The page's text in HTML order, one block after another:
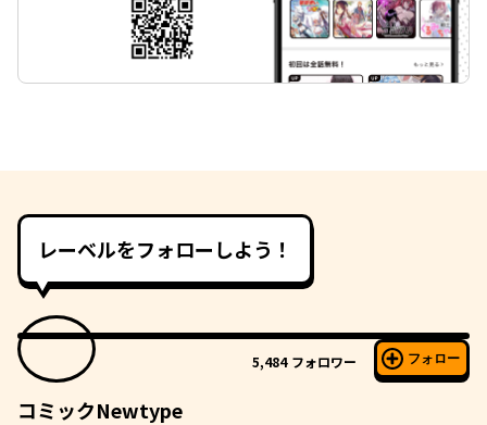
レーベルをフォローしよう！
5,484 フォロワー フォロー
コミックNewtype